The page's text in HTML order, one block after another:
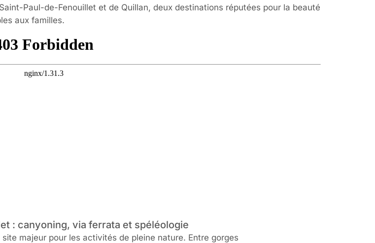
Paul-de-Fenouillet et de Quillan, deux destinations réputées pour la beauté
aux familles.
: canyoning, via ferrata et spéléologie
site majeur pour les activités de pleine nature. Entre gorges